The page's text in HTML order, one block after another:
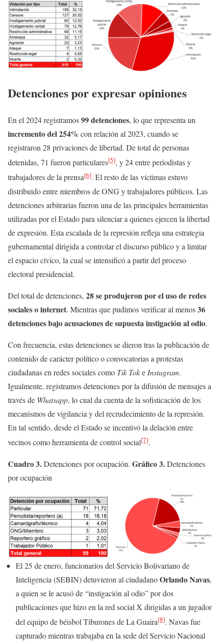
Detenciones por expresar opiniones
En el 2024 registramos99 detenciones, lo que representa un
incremento del 254% con relación al 2023, cuando se
registraron 28 privaciones de libertad. De total de personas
detenidas, 71 fueron particulares[5], y 24 entre periodistas y
trabajadores de la prensa[6]. El resto de las víctimas estuvo
distribuido entre miembros de ONG y trabajadores públicos. Las
detenciones arbitrarias fueron una de las principales herramientas
utilizadas por el Estado para silenciar a quienes ejercen la libertad
de expresión. Esta escalada de la represión refleja una estrategia
gubernamental dirigida a controlar el discurso público y a limitar
el espacio cívico, la cual se intensificó a partir del proceso
electoral presidencial.
Del total de detenciones, 28 se produjeron por el uso de redes
sociales o internet. Mientras que pudimos verificar al menos36
detenciones bajo acusaciones de supuesta instigación al odio.
Con frecuencia, estas detenciones se dieron tras la publicación de
contenido de carácter político o convocatorias a protestas
ciudadanas en redes sociales como Tik Toke Instagram.
Igualmente, registramos detenciones por la difusión de mensajes a
través de Whatsapp, lo cual da cuenta de la sofisticación de los
mecanismos de vigilancia y del recrudecimiento de la represión.
En tal sentido, desde el Estado se incentivó la delación entre
vecinos como herramienta de control social[7].
Cuadro 3.Detenciones por ocupación. Gráfico 3.Detenciones
por ocupación
El 25 de enero, funcionarios del Servicio Bolivariano de
Inteligencia (SEBIN) detuvieron al ciudadanoOrlando Navas,
a quien se le acusó de “instigación al odio” por dos
publicaciones que hizo en la red social X dirigidas a un jugador
del equipo de béisbol Tiburones de La Guaira[8]. Navas fue
capturado mientras trabajaba en la sede del Servicio Nacional